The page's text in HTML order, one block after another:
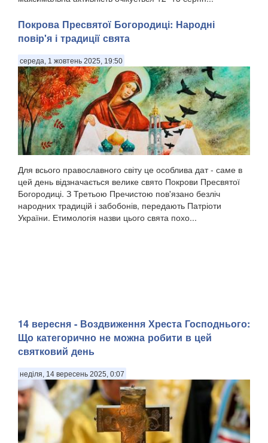
Покрова Пресвятої Богородиці: Народні
повір'я і традиції свята
середа, 1 жовтень 2025, 19:50
Для всього православного світу це особлива дат - саме в
цей день відзначається велике свято Покрови Пресвятої
Богородиці. З Третьою Пречистою пов'язано безліч
народних традицій і забобонів, передають Патріоти
України. Етимологія назви цього свята похо...
14 вересня - Воздвиження Хреста Господнього:
Що категорично не можна робити в цей
святковий день
неділя, 14 вересень 2025, 0:07